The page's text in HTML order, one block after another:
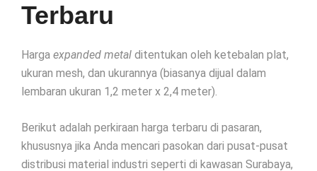
Terbaru
Harga expanded metal ditentukan oleh ketebalan plat,
ukuran mesh, dan ukurannya (biasanya dijual dalam
lembaran ukuran 1,2 meter x 2,4 meter).
Berikut adalah perkiraan harga terbaru di pasaran,
khususnya jika Anda mencari pasokan dari pusat-pusat
distribusi material industri seperti di kawasan Surabaya,